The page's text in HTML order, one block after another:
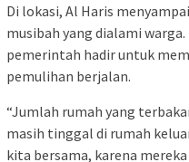
Di lokasi, Al Haris
musibah yang dialami
pemerintah hadir untuk
pemulihan berjalan.
“Jumlah rumah yang
masih tinggal di rumah
kita bersama, karena